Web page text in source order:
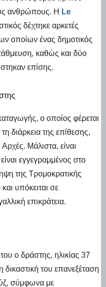
ανθρώπους. H Le
δέχτηκε αρκετές
οποίων ένας δημοτικός
καθώς και δύο
επίσης.
ο οποίος φέρεται
διάρκεια της επίθεσης,
Μάλιστα, είναι
εγγεγραμμένος στο
της Τρομοκρατικής
υπόκειται σε
επικράτεια.
ο δράστης, ηλικίας 37
του επανεξέταση
σύμφωνα με